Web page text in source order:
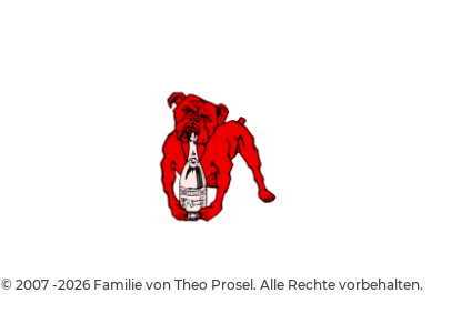
© 2007 -2026 Familie von Theo Prosel. Alle Rechte vorbehalten.